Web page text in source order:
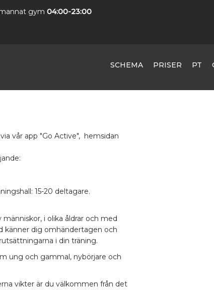
gym 04:00-23:00
SCHEMA PRISER PT
vår app "Go Active", hemsidan
15-20 deltagare.
människor, i olika åldrar och med
känner dig omhändertagen och
i din träning.
ung och gammal, nybörjare och
vikter är du välkommen från det